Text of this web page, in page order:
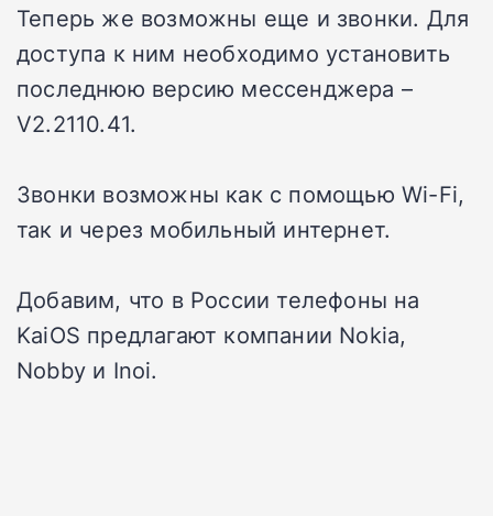
Теперь же возможны еще и звонки. Для
доступа к ним необходимо установить
последнюю версию мессенджера –
V2.2110.41.
Звонки возможны как с помощью Wi-Fi,
так и через мобильный интернет.
Добавим, что в России телефоны на
KaiOS предлагают компании Nokia,
Nobby и Inoi.